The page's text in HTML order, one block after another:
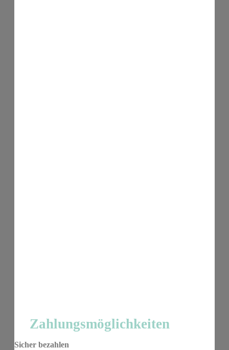
Zahlungsmöglichkeiten
Sicher bezahlen